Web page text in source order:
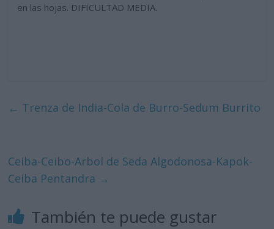
en las hojas. DIFICULTAD MEDIA.
← Trenza de India-Cola de Burro-Sedum Burrito
Ceiba-Ceibo-Arbol de Seda Algodonosa-Kapok-
Ceiba Pentandra →
También te puede gustar